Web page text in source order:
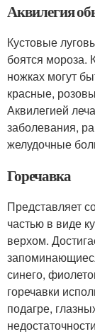
Аквилегия
Кустовые
боятся мороза.
ножках могут
красные,
Аквилегией
заболевания,
желудочные
Горечавка
Представляет
частью в виде
верхом.
синего,
горечавки
подагре,